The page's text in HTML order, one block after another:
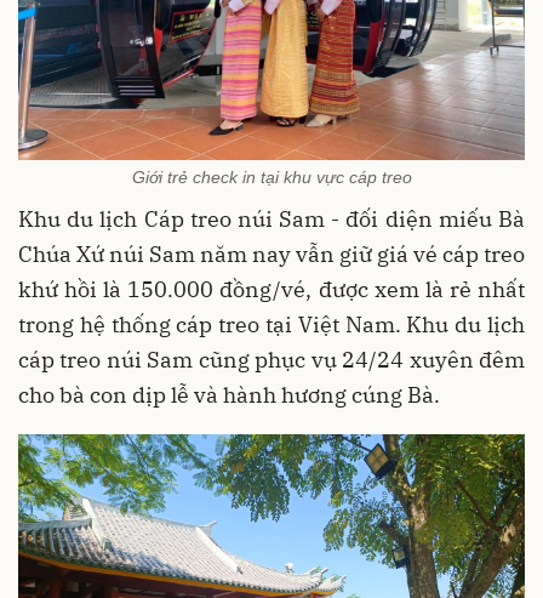
Giới trẻ check in tại khu vực cáp treo
Khu du lịch Cáp treo núi Sam - đối diện miếu Bà
Chúa Xứ núi Sam năm nay vẫn giữ giá vé cáp treo
khứ hồi là 150.000 đồng/vé, được xem là rẻ nhất
trong hệ thống cáp treo tại Việt Nam. Khu du lịch
cáp treo núi Sam cũng phục vụ 24/24 xuyên đêm
cho bà con dịp lễ và hành hương cúng Bà.